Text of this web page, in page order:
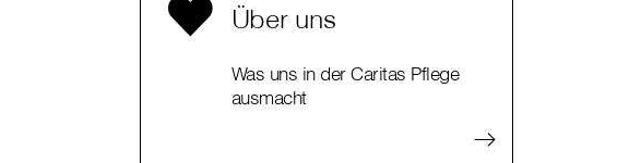
Über uns
Was uns in der Caritas Pflege
ausmacht